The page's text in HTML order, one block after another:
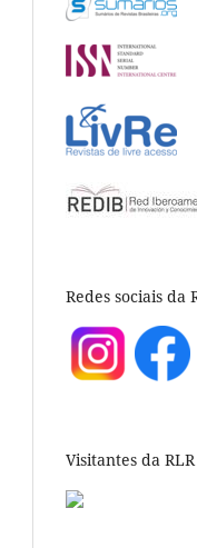
Redes sociais da
Visitantes da